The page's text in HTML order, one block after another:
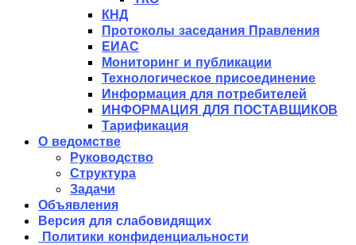
КНД
Протоколы заседания Правления
ЕИАС
Мониторинг и публикации
Технологическое присоединение
Информация для потребителей
ИНФОРМАЦИЯ ДЛЯ ПОСТАВЩИКОВ
Тарификация
О ведомстве
Руководство
Структура
Задачи
Объявления
Версия для слабовидящих
Политики конфиденциальности